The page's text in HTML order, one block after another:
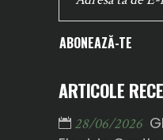
ABONEAZĂ-TE
ARTICOLE
28/06/2026